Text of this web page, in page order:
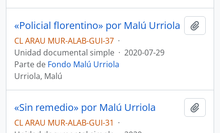
«Policial florentino» por Malú Urriola
CL ARAU MUR-ALAB-GUI-37 ·
Unidad documental simple · 2020-07-29
Parte de Fondo Malú Urriola
Urriola, Malú
«Sin remedio» por Malú Urriola
CL ARAU MUR-ALAB-GUI-31 ·